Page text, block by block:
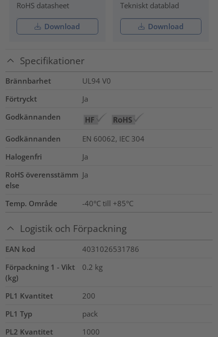
RoHS datasheet
Download
Tekniskt datablad
Download
Specifikationer
Brännbarhet
UL94 V0
Förtryckt
Ja
Godkännanden
Godkännanden
EN 60062, IEC 304
Halogenfri
Ja
RoHS överensstämm
else
Ja
Temp. Område -40°C till +85°C
Logistik och Förpackning
EAN kod
4031026531786
Förpackning 1 - Vikt
(kg)
0.2 kg
PL1 Kvantitet
200
PL1 Typ
pack
PL2 Kvantitet
1000